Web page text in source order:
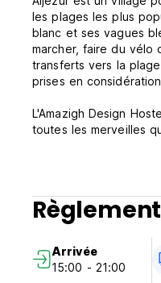
les plages les plus
blanc et ses vagues
marcher, faire du vélo
transferts vers la
prises en
L'Amazigh Design
toutes les merveilles
à la chambre à 12
les voyageurs les
d'une connexion
d'un magnifique mur
restaurants à
le dernier étage de
Arrivée
15:00 - 21:00